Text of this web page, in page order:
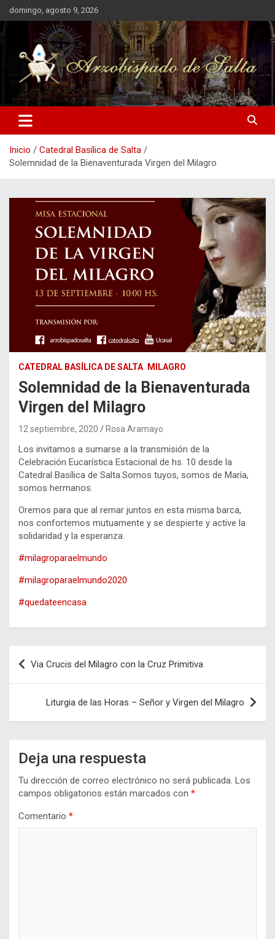
Saltar
al
contenido
domingo, agosto 9, 2026
Arzobispado de Salta
Arzobispado de Salta
Inicio
Catedral Basílica de Salta
Solemnidad de la Bienaventurada Virgen del Milagro
CATEDRAL BASÍLICA DE SALTA MILAGRO
Solemnidad de la Bienaventurada
Virgen del Milagro
12 septiembre, 2020 Rosa Aramayo
Los invitamos a sumarse a la transmisión de la
Celebración Eucarística Estacional de hs. 10 desde la
Catedral Basílica de Salta.Somos tuyos, somos de María,
somos hermanos.
Oremos para que al remar juntos en esta misma barca,
nos confortemos mutuamente y se despierte y active la
solidaridad y la esperanza.
#milagroparaelmundo
#milagroparaelmundo2020
#quedateencasa
Navegación
de
entradas
Via Crucis del Milagro con la Cruz Primitiva
Liturgia de las Horas – Señor y Virgen del Milagro
Deja una respuesta
Tu dirección de correo electrónico no será publicada. Los
campos obligatorios están marcados con *
Comentario *